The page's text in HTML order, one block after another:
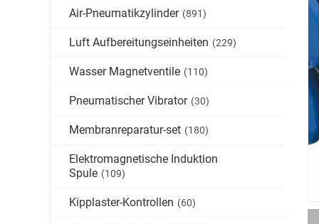
Air-Pneumatikzylinder (891)
Luft Aufbereitungseinheiten (229)
Wasser Magnetventile (110)
Pneumatischer Vibrator (30)
Membranreparatur-set (180)
Elektromagnetische Induktion
Spule (109)
Kipplaster-Kontrollen (60)